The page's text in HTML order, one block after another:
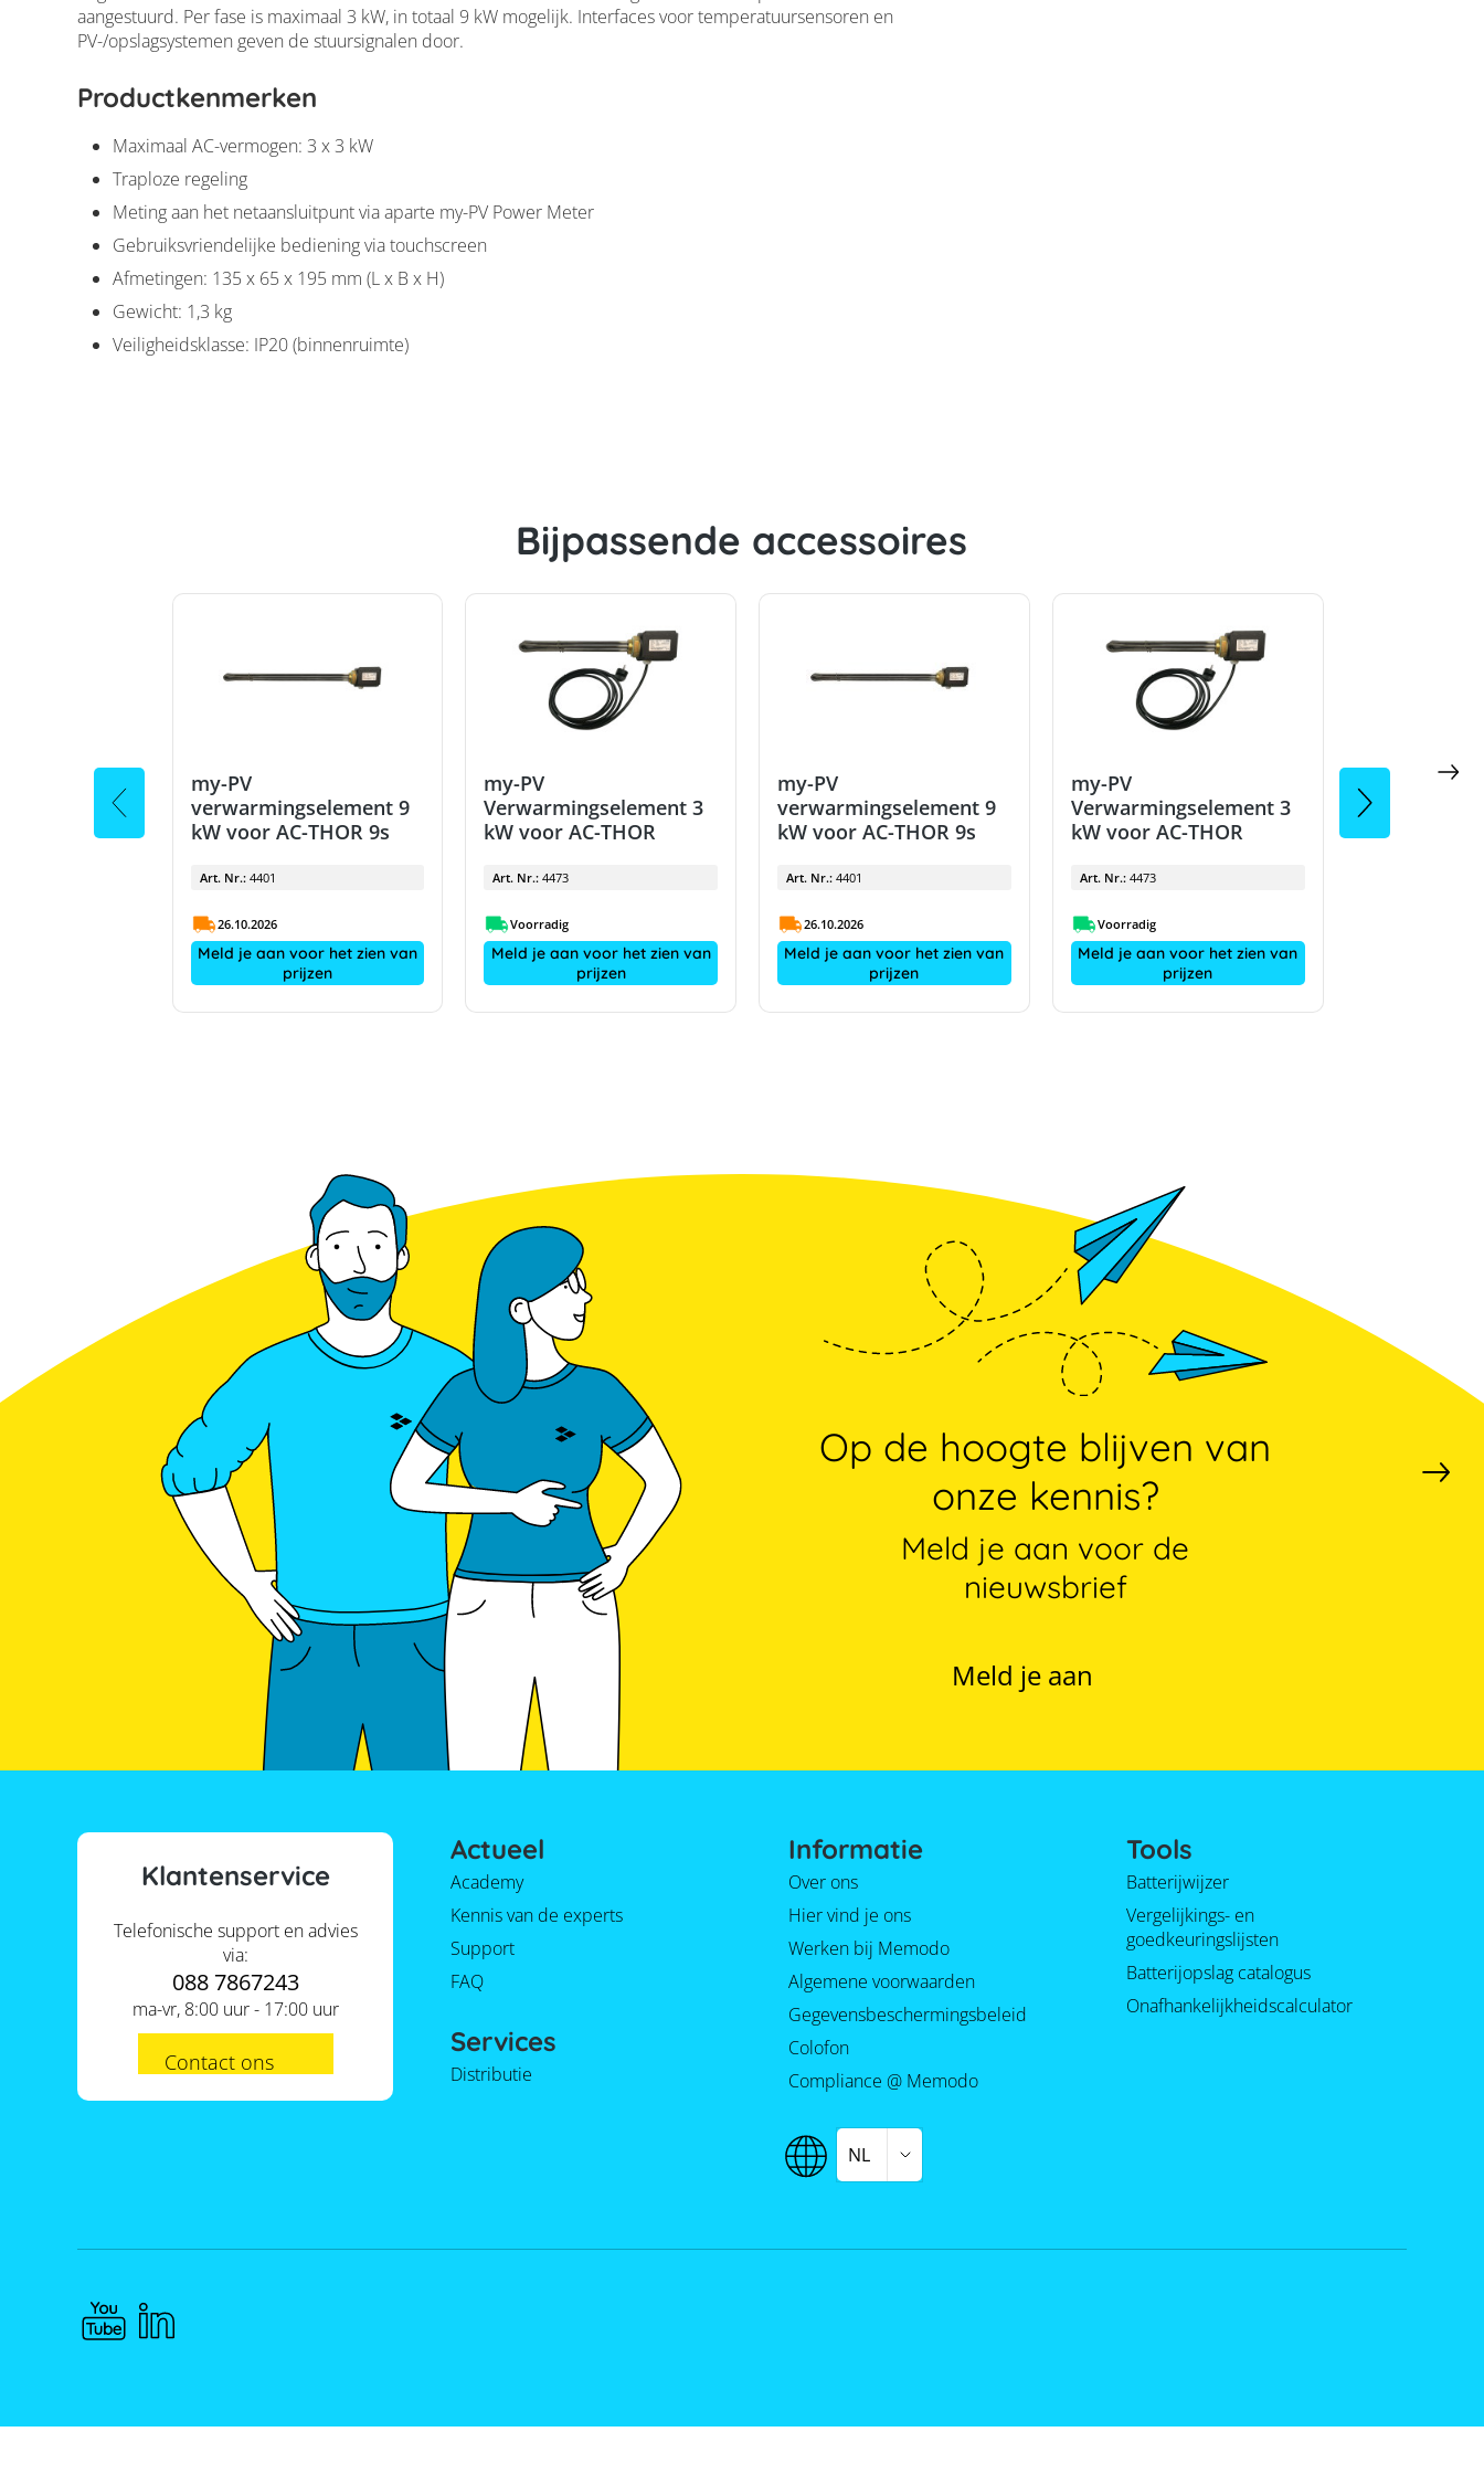
my-PV AC-THOR 9s Power Manager 9 kW
aangestuurd. Per fase is maximaal 3 kW, in totaal 9 kW mogelijk. Interfaces voor temperatuursensoren en
PV-/opslagsystemen geven de stuursignalen door.
Productkenmerken
Maximaal AC-vermogen: 3 x 3 kW
Traploze regeling
Meting aan het netaansluitpunt via aparte my-PV Power Meter
Gebruiksvriendelijke bediening via touchscreen
Afmetingen: 135 x 65 x 195 mm (L x B x H)
Gewicht: 1,3 kg
Veiligheidsklasse: IP20 (binnenruimte)
Bijpassende accessoires
3
my-PV
verwarmingselement 9
kW voor AC-THOR 9s
Art. Nr.: 4401
26.10.2026
Meld je aan voor het zien van
prijzen
my-PV
Verwarmingselement 3
kW voor AC-THOR
Art. Nr.:4473
Voorradig
Meld je aan voor het zien van
prijzen
my-PV
verwarmingselement 9
kW voor AC-THOR 9s
Art. Nr.: 4401
26.10.2026
Meld je aan voor het zien van
prijzen
my-PV
Verwarmingselement 3
kW voor AC-THOR
Art. Nr.: 4473
Voorradig
Meld je aan voor het zien van
prijzen
kW voor
Op de hoogte blijven van
onze kennis?
Meld je aan voor de
nieuwsbrief
Meld je aan
Klantenservice
Telefonische support en advies
via:
088 7867243
ma-vr, 8:00 uur - 17:00 uur
Contact ons
Actueel
Academy
Kennis van de experts
Support
FAQ
Services
Distributie
Informatie
Over ons
Hier vind je ons
Werken bij Memodo
Algemene voorwaarden
Gegevensbeschermingsbeleid
Colofon
Compliance @ Memodo
Tools
Batterijwijzer
Vergelijkings- en
goedkeuringslijsten
Batterijopslag catalogus
Onafhankelijkheidscalculator
NL